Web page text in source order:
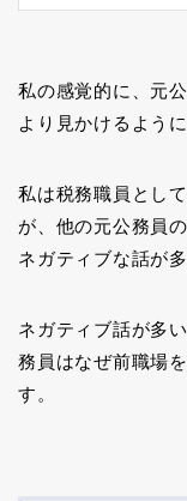
私の感覚的に、元
より見かけるよう
私は税務職員とし
が、他の元公務員
ネガティブな話が
ネガティブ話が多
務員はなぜ前職場
す。